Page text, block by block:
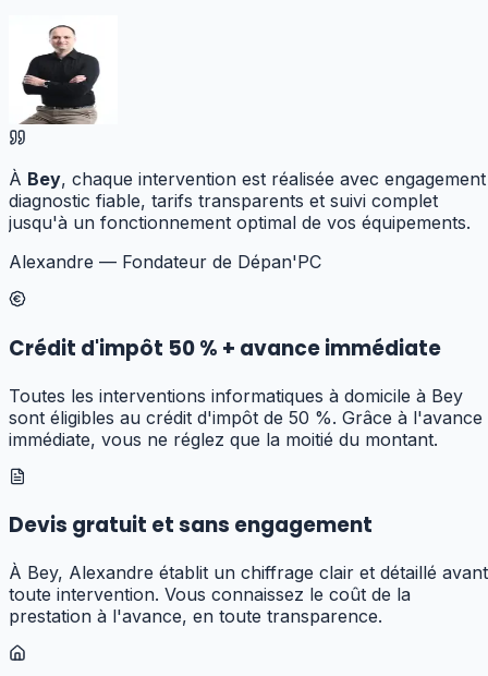
À Bey, chaque intervention est réalisée avec
diagnostic fiable, tarifs transparents et suivi complet
jusqu'à un fonctionnement optimal de vos équipements.
Alexandre — Fondateur de Dépan'PC
Crédit d'impôt 50 % + avance immédiate
Toutes les interventions informatiques à domicile à Bey
sont éligibles au crédit d'impôt de 50 %. Grâce à l'avance
immédiate, vous ne réglez que la moitié du montant.
Devis gratuit et sans engagement
À Bey, Alexandre établit un chiffrage clair et détaillé avant
toute intervention. Vous connaissez le coût de la
prestation à l'avance, en toute transparence.